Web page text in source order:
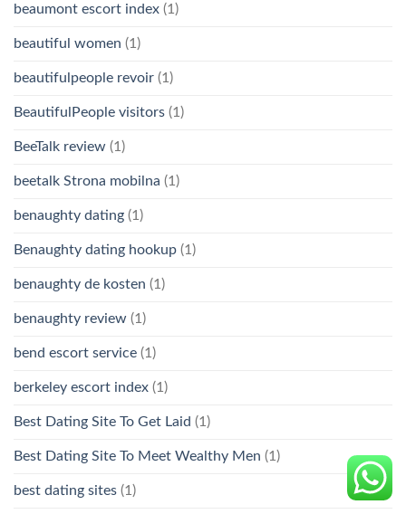
beaumont escort index (1)
beautiful women (1)
beautifulpeople revoir (1)
BeautifulPeople visitors (1)
BeeTalk review (1)
beetalk Strona mobilna (1)
benaughty dating (1)
Benaughty dating hookup (1)
benaughty de kosten (1)
benaughty review (1)
bend escort service (1)
berkeley escort index (1)
Best Dating Site To Get Laid (1)
Best Dating Site To Meet Wealthy Men (1)
best dating sites (1)